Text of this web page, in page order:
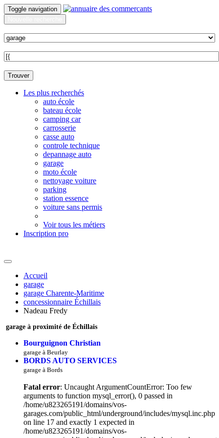
Toggle navigation
Trouver
Les plus recherchés
auto école
bateau école
camping car
carrosserie
casse auto
controle technique
depannage auto
garage
moto école
nettoyage voiture
parking
station essence
voiture sans permis
Voir tous les métiers
Inscription pro
Accueil
garage
garage Charente-Maritime
concessionnaire Échillais
Nadeau Fredy
garage à proximité de Échillais
Bourguignon Christian
garage à Beurlay
BORDS AUTO SERVICES
garage à Bords
Fatal error: Uncaught ArgumentCountError: Too few
arguments to function mysql_error(), 0 passed in
/home/u823265191/domains/vos-
garages.com/public_html/underground/includes/mysql.inc.php
on line 17 and exactly 1 expected in
/home/u823265191/domains/vos-